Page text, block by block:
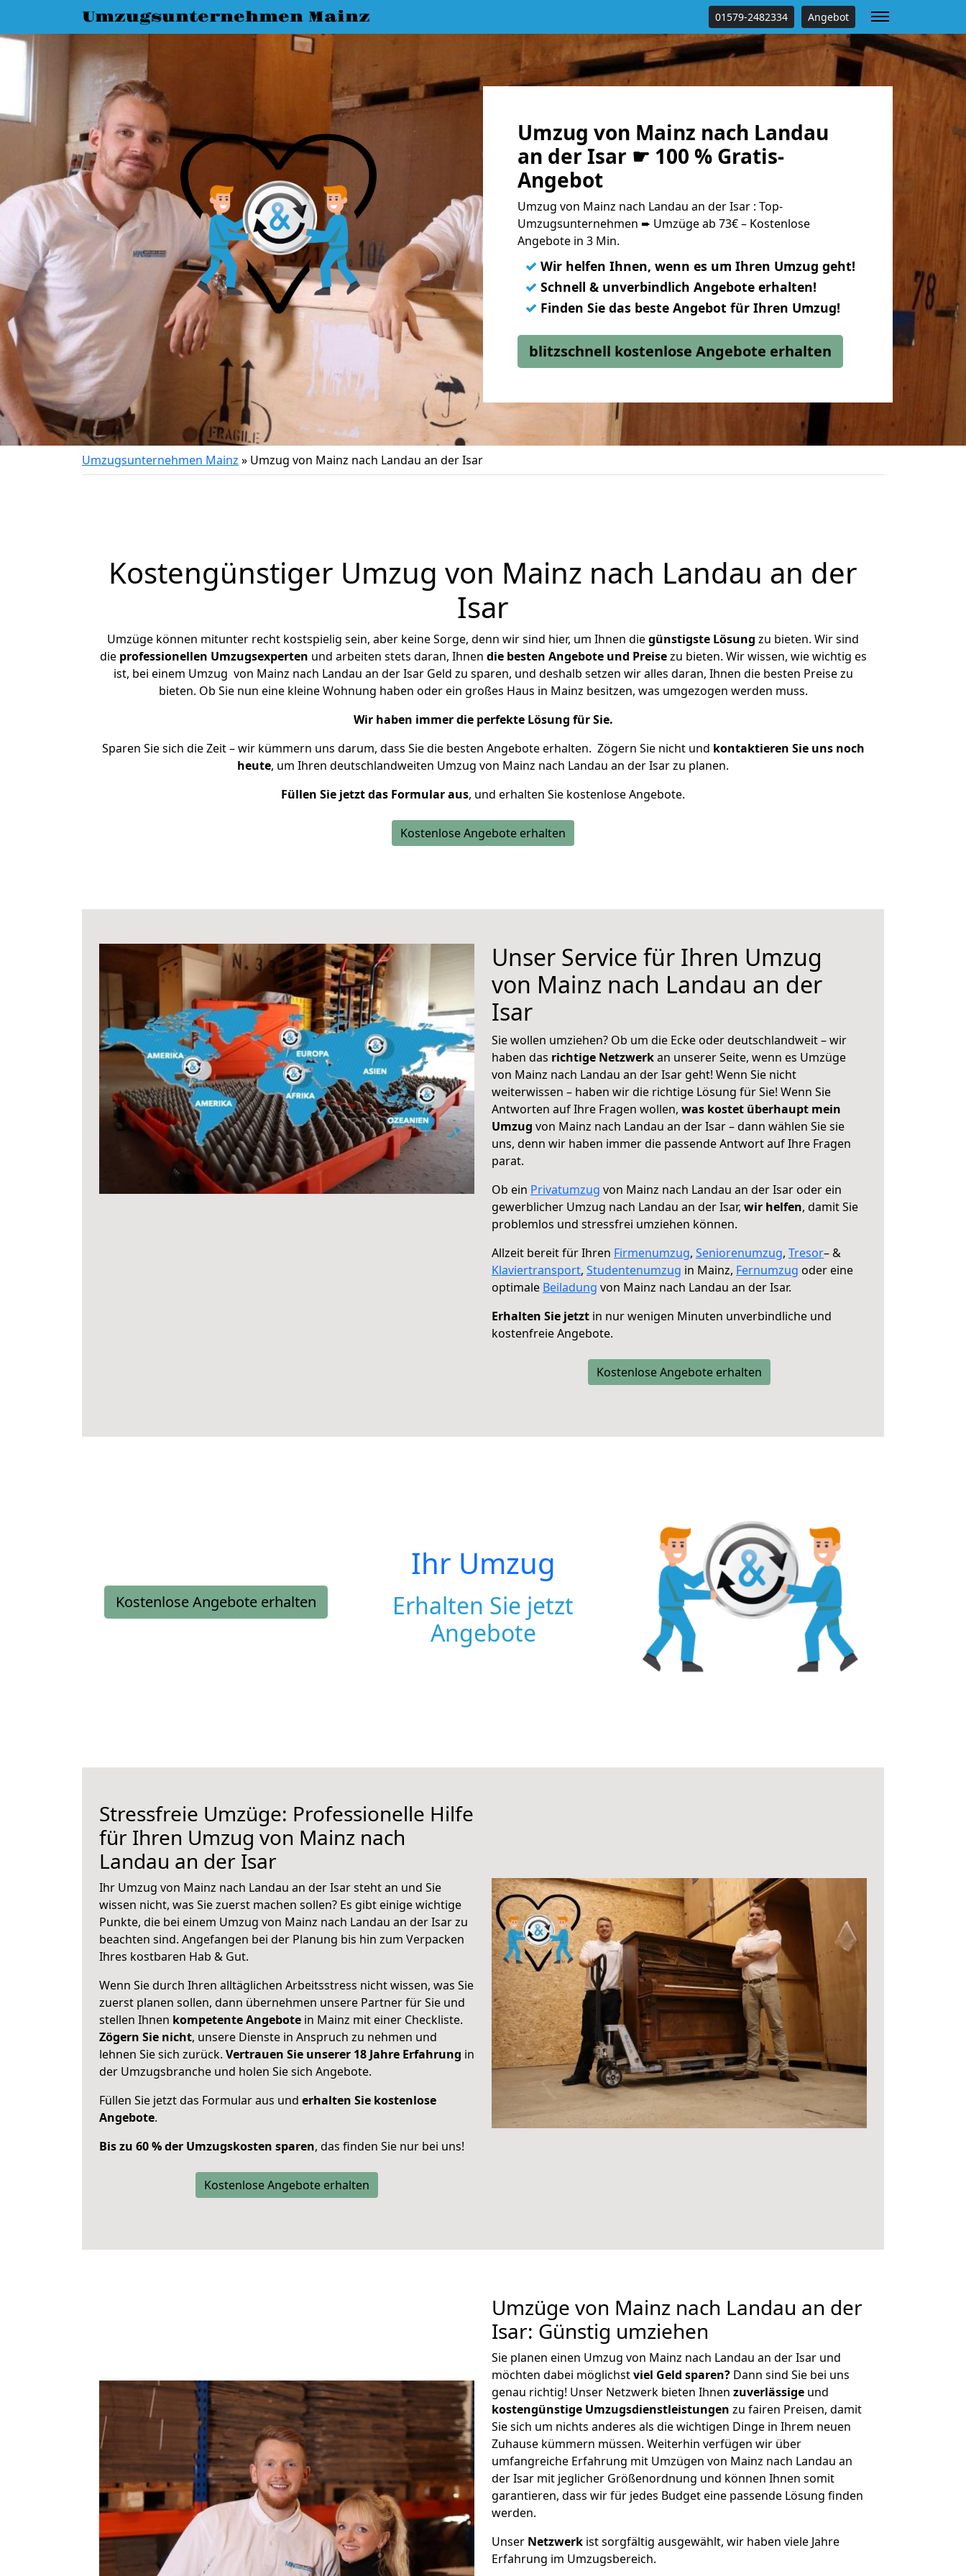
Umzugsunternehmen Mainz 01579-2482334 Angebot
Umzug von Mainz nach Landau
an der Isar ☛ 100 % Gratis-
Angebot
Umzug von Mainz nach Landau an der Isar : Top-
Umzugsunternehmen ➨ Umzüge ab 73€ – Kostenlose
Angebote in 3 Min.
✓ Wir helfen Ihnen, wenn es um Ihren Umzug geht!
✓ Schnell & unverbindlich Angebote erhalten!
✓ Finden Sie das beste Angebot für Ihren Umzug!
blitzschnell kostenlose Angebote erhalten
Umzugsunternehmen Mainz » Umzug von Mainz nach Landau an der Isar
Kostengünstiger Umzug von Mainz nach Landau an der
Isar
Umzüge können mitunter recht kostspielig sein, aber keine Sorge, denn wir sind hier, um Ihnen diegünstigste Lösung zu bieten. Wir sind
die professionellen Umzugsexperten und arbeiten stets daran, Ihnen die besten Angebote und Preisezu bieten. Wir wissen, wie wichtig es
ist, bei einem Umzug von Mainz nach Landau an der Isar Geld zu sparen, und deshalb setzen wir alles daran, Ihnen die besten Preise zu
bieten. Ob Sie nun eine kleine Wohnung haben oder ein großes Haus in Mainz besitzen, was umgezogen werden muss.
Wir haben immer die perfekte Lösung für Sie.
Sparen Sie sich die Zeit – wir kümmern uns darum, dass Sie die besten Angebote erhalten. Zögern Sie nicht und kontaktieren Sie uns noch
heute, um Ihren deutschlandweiten Umzug von Mainz nach Landau an der Isar zu planen.
Füllen Sie jetzt das Formular aus, und erhalten Sie kostenlose Angebote.
Kostenlose Angebote erhalten
Unser Service für Ihren Umzug
von Mainz nach Landau an der
Isar
Sie wollen umziehen? Ob um die Ecke oder deutschlandweit – wir
haben das richtige Netzwerkan unserer Seite, wenn es Umzüge
von Mainz nach Landau an der Isar geht! Wenn Sie nicht
weiterwissen – haben wir die richtige Lösung für Sie! Wenn Sie
Antworten auf Ihre Fragen wollen, was kostet überhaupt mein
Umzug von Mainz nach Landau an der Isar – dann wählen Sie sie
uns, denn wir haben immer die passende Antwort auf Ihre Fragen
parat.
Ob ein Privatumzug von Mainz nach Landau an der Isar oder ein
gewerblicher Umzug nach Landau an der Isar, wir helfen, damit Sie
problemlos und stressfrei umziehen können.
Allzeit bereit für Ihren Firmenumzug, Seniorenumzug, Tresor– &
Klaviertransport, Studentenumzug in Mainz, Fernumzug oder eine
optimale Beiladung von Mainz nach Landau an der Isar.
Erhalten Sie jetzt in nur wenigen Minuten unverbindliche und
kostenfreie Angebote.
Kostenlose Angebote erhalten
Kostenlose Angebote erhalten
Ihr Umzug
Erhalten Sie jetzt
Angebote
Stressfreie Umzüge: Professionelle Hilfe
für Ihren Umzug von Mainz nach
Landau an der Isar
Ihr Umzug von Mainz nach Landau an der Isar steht an und Sie
wissen nicht, was Sie zuerst machen sollen? Es gibt einige wichtige
Punkte, die bei einem Umzug von Mainz nach Landau an der Isar zu
beachten sind. Angefangen bei der Planung bis hin zum Verpacken
Ihres kostbaren Hab & Gut.
Wenn Sie durch Ihren alltäglichen Arbeitsstress nicht wissen, was Sie
zuerst planen sollen, dann übernehmen unsere Partner für Sie und
stellen Ihnen kompetente Angebote in Mainz mit einer Checkliste.
Zögern Sie nicht, unsere Dienste in Anspruch zu nehmen und
lehnen Sie sich zurück. Vertrauen Sie unserer 18 Jahre Erfahrung in
der Umzugsbranche und holen Sie sich Angebote.
Füllen Sie jetzt das Formular aus und erhalten Sie kostenlose
Angebote.
Bis zu 60 % der Umzugskosten sparen, das finden Sie nur bei uns!
Kostenlose Angebote erhalten
Umzüge von Mainz nach Landau an der
Isar: Günstig umziehen
Sie planen einen Umzug von Mainz nach Landau an der Isar und
möchten dabei möglichstviel Geld sparen? Dann sind Sie bei uns
genau richtig! Unser Netzwerk bieten Ihnen zuverlässige und
kostengünstige Umzugsdienstleistungen zu fairen Preisen, damit
Sie sich um nichts anderes als die wichtigen Dinge in Ihrem neuen
Zuhause kümmern müssen. Weiterhin verfügen wir über
umfangreiche Erfahrung mit Umzügen von Mainz nach Landau an
der Isar mit jeglicher Größenordnung und können Ihnen somit
garantieren, dass wir für jedes Budget eine passende Lösung finden
werden.
Unser Netzwerk ist sorgfältig ausgewählt, wir haben viele Jahre
Erfahrung im Umzugsbereich.